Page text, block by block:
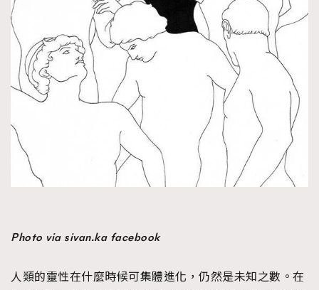
Photo via sivan.ka facebook
人類的靈性在什麼時候可集體進化，仍然是未知之數。在